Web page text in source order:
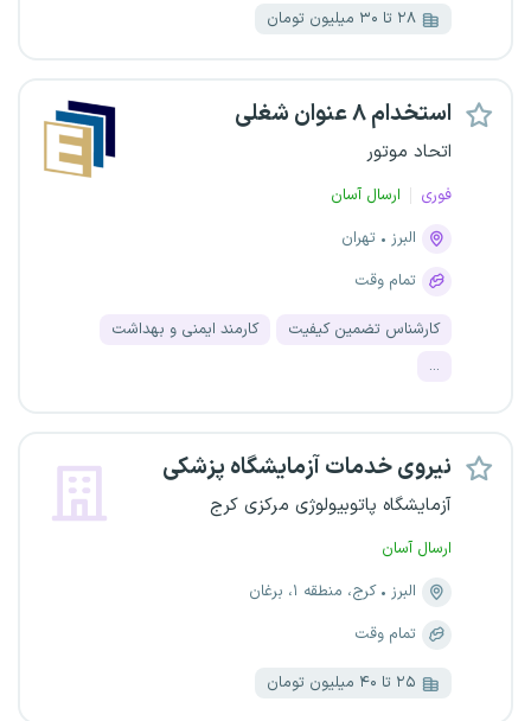
۲۸ تا ۳۰ میلیون تومان
استخدام ۸ عنوان شغلی
اتحاد موتور
فوری
ارسال آسان
البرز
تهران
تمام وقت
کارشناس تضمین کیفیت
کارمند ایمنی و بهداشت
...
نیروی خدمات آزمایشگاه پزشکی
آزمایشگاه پاتوبیولوژی مرکزی کرج
ارسال آسان
البرز
کرج، منطقه ۱، برغان
تمام وقت
۲۵ تا ۴۰ میلیون تومان